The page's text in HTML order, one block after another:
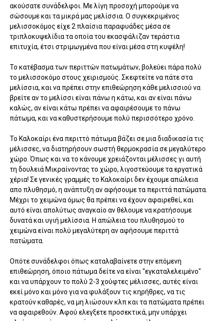
ακούσατε συνάδελφοι. Με λίγη προσοχή μπορούμε να
σώσουμε και τα μικρά μας μελίσσια. Ο συγκεκριμένος
μελισσοκόμος είχε 2 πλαίσια παραφυάδες μέσα σε
τριπλοκυψελίδια τα οποία του εκασφάλιζαν τεράστια
επιτυχία, έτσι στριμωγμένα που είναι μέσα στη κυψέλη!
Το κατέβασμα των περιττών πατωμάτων, βολεύει πάρα πολύ
το μελισσοκόμο στους χειρισμούς. Σκεφτείτε να πάτε στα
μελίσσια, και να πρέπει στην επιθεώρηση κάθε μελισσιού να
βρείτε αν το μελίσσι είναι πάνω η κάτω, και αν είναι πάνω
καλώς, αν είναι κάτω πρέπει να αφαιρέσουμε το πάνω
πάτωμα, και να καθυστερήσουμε πολύ περισσότερο χρόνο.
Το Καλοκαίρι ένα περιττό πάτωμα βάζει σε μια διαδικασία τις
μέλισσες, να διατηρήσουν σωστή θερμοκρασία σε μεγαλύτερο
χώρο. Όπως και να το κάνουμε χρειάζονται μέλισσες γι αυτή
τη δουλειά Μικραίνοντας το χώρο, λιγοστεύουμε τα εργατικά
χέρια! Σε γενικές γραμμές το Καλοκαίρι δεν έχουμε απώλεια
απο πλυθησμό, η ανάπτυξη αν αφήσουμε τα περιττά πατώματα.
Μέχρι το χειμώνα όμως θα πρέπει να έχουν αφαιρεθεί, και
αυτό είναι απολύτως αναγκαίο αν θέλουμε να κρατήσουμε
δυνατά και υγιή μελίσσια. Η απώλεια του πλυθησμού το
χειμώνα είναι πολύ μεγαλύτερη αν αφήσουμε περιττά
πατώματα.
Οπότε συνάδελφοι όπως καταλαβαίνετε στην επόμενη
επιθεώρηση, όποιο πάτωμα δείτε να είναι "εγκαταλελειμένο"
και να υπάρχουν το πολύ 2-3 χούφτες μέλισσες, αυτές είναι
εκεί μόνο και μόνο για να φυλάξουν τις κηρήθρες, να τις
κρατούν καθαρές, να μη λιώσουν κλπ και τα πατώματα πρέπει
να αφαιρεθούν. Αφού ελεγξετε προσεκτικά, μην υπάρχει